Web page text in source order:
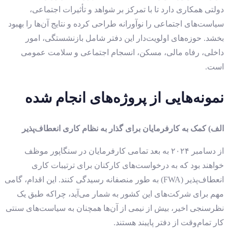
دولتی همکاری دارد تا با تمرکز بر شواهد و تأثیرات اجتماعی،
سیاست‌های اجتماعی را نوآورانه طراحی کرده و نتایج آن‌ها را بهبود
بخشد. حوزه‌های اولویت‌دار این دفتر شامل بازنشستگی، امور
داخلی، رفاه مالی، مسکن، انسجام اجتماعی و سلامت عمومی
است.
نمونه‌هایی از پروژه‌های انجام شده
الف) کمک به کارفرمایان برای گذار به نظام کاری انعطاف‌پذیر
از دسامبر ۲۰۲۴ به بعد تمامی کارفرمایان در سنگاپور موظف
خواهند بود که به درخواست‌های کارکنان برای ترتیبات کاری
انعطاف‌پذیر (FWA) به طور منصفانه رسیدگی کنند. این اقدام، گامی
مهم برای شرکت‌های این کشور به شمار می‌آید، چراکه طبق یک
نظرسنجی اخیر، بیش از نیمی از آن‌ها همچنان به سیاست‌های سنتی
کار تمام‌وقت از دفتر پایبند هستند.